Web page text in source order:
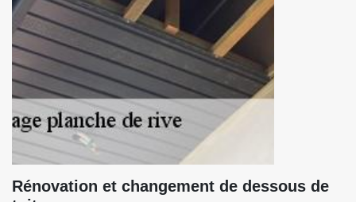
Rénovation et changement de dessous de